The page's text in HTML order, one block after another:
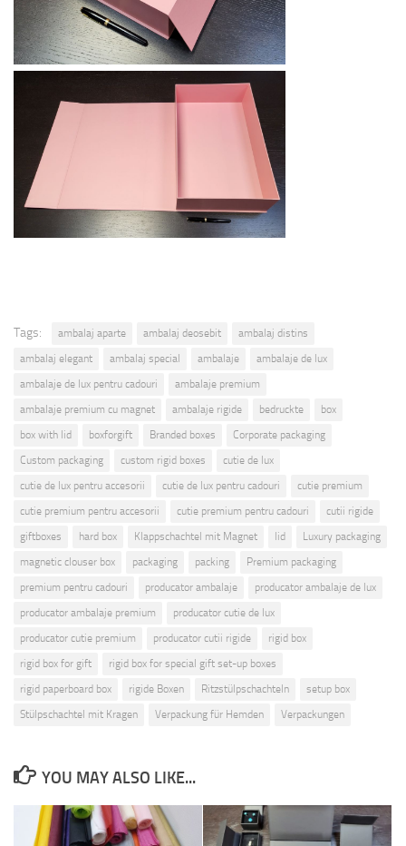
Tags: ambalaj aparte ambalaj deosebit
ambalaj distins
ambalaj elegant
ambalaj special ambalaje
ambalaje de lux
ambalaje de lux pentru cadouri
ambalaje premium
ambalaje premium cu magnet
ambalaje rigide bedruckte
box
box with lid
boxforgift Branded boxes
Corporate packaging
Custom packaging
custom rigid boxes
cutie de lux
cutie de lux pentru accesorii
cutie de lux pentru cadouri
cutie premium
cutie premium pentru accesorii
cutie premium pentru cadouri
cutii rigide
giftboxes
hard box Klappschachtel mit Magnet lid
Luxury packaging
magnetic clouser box
packaging packing
Premium packaging
premium pentru cadouri
producator ambalaje
producator ambalaje de lux
producator ambalaje premium
producator cutie de lux
producator cutie premium
producator cutii rigide
rigid box
rigid box for gift
rigid box for special gift set-up boxes
rigid paperboard box
rigide Boxen Ritzstülpschachteln
setup box
Stülpschachtel mit Kragen
Verpackung für Hemden Verpackungen
YOU MAY ALSO LIKE...